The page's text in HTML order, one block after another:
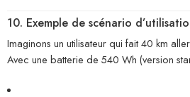
10. Exemple de scénario
Imaginons un utilisateur qui fait 40 km
Avec une batterie de 540 Wh (version